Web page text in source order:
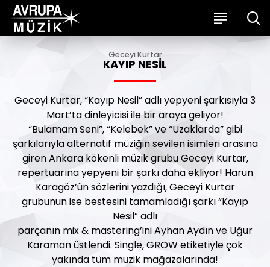
Geceyi Kurtar
KAYIP NESIL
Geceyi Kurtar, “Kayıp Nesil” adlı yepyeni şarkısıyla 3
Mart’ta dinleyicisi ile bir araya geliyor!
“Bulamam Seni”, “Kelebek” ve “Uzaklarda” gibi
şarkılarıyla alternatif müziğin sevilen isimleri arasına
giren Ankara kökenli müzik grubu Geceyi Kurtar,
repertuarına yepyeni bir şarkı daha ekliyor! Harun
Karagöz’ün sözlerini yazdığı, Geceyi Kurtar
grubunun ise bestesini tamamladığı şarkı “Kayıp
Nesil” adlı
parçanın mix & mastering’ini Ayhan Aydın ve Uğur
Karaman üstlendi. Single, GROW etiketiyle çok
yakında tüm müzik mağazalarında!